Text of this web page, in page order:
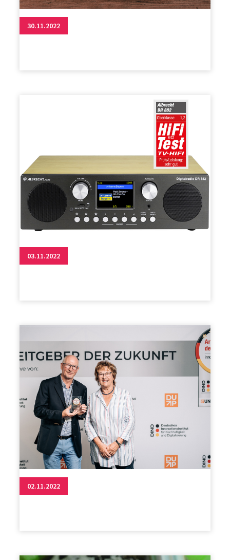
30.11.2022
03.11.2022
02.11.2022